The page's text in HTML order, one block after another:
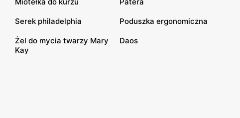
Serek philadelphia Poduszka ergonomiczna
Żel do mycia twarzy Mary
Kay
Daos